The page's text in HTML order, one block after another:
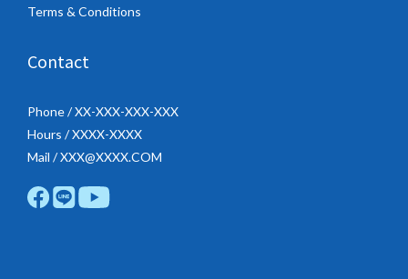
Terms & Conditions
Contact
Phone / XX-XXX-XXX-XXX
Hours / XXXX-XXXX
Mail / XXX@XXXX.COM